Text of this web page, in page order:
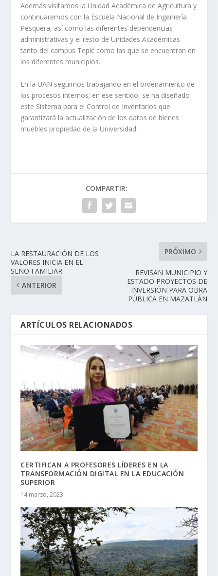
Además visitamos la Unidad Académica de Agricultura y
continuaremos con la Escuela Nacional de Ingeniería
Pesquera, así como las diferentes dependencias
administrativas y el resto de Unidades Académicas
tanto del campus Tepic como las que se encuentran en
los diferentes municipios.
En la UAN seguimos trabajando en el ordenamiento de
los procesos internos; en ese sentido, se ha diseñado
este Sistema para el Control de Inventarios que
garantizará la actualización de los datos de bienes
muebles propiedad de la Universidad.
COMPARTIR:
LA RESTAURACIÓN DE LOS
VALORES INICIA EN EL
SENO FAMILIAR
ANTERIOR
PRÓXIMO
REVISAN MUNICIPIO Y
ESTADO PROYECTOS DE
INVERSIÓN PARA OBRA
PÚBLICA EN MAZATLÁN
ARTÍCULOS RELACIONADOS
CERTIFICAN A PROFESORES LÍDERES EN LA
TRANSFORMACIÓN DIGITAL EN LA EDUCACIÓN
SUPERIOR
14 marzo, 2023